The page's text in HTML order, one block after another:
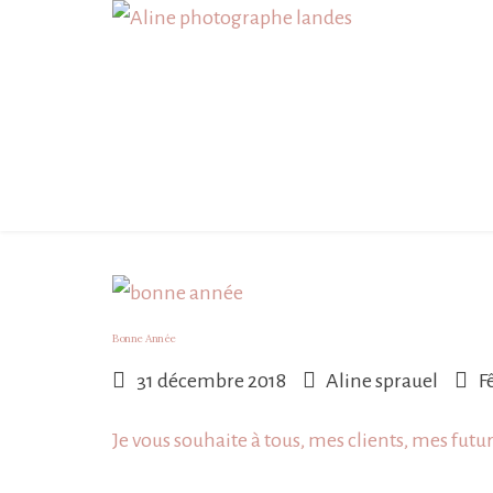
Bonne Année
31 décembre 2018 Aline sprauel
Je vous souhaite à tous, mes clients, mes